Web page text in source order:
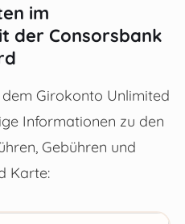
im
der Consorsbank
Girokonto Unlimited
Informationen zu den
Gebühren und
Karte: